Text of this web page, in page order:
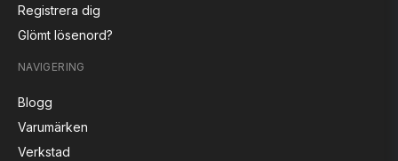
Registrera dig
Glömt lösenord?
NAVIGERING
Blogg
Varumärken
Verkstad